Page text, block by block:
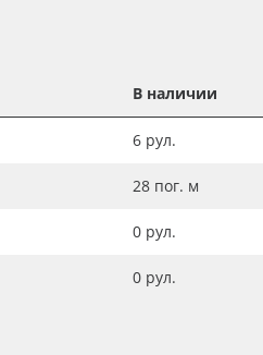
В наличии
6 рул.
28 пог. м
0 рул.
0 рул.